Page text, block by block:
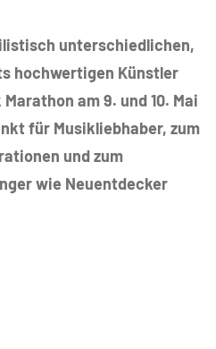
unterschiedlichen,
hochwertigen Künstler
am 9. und 10. Mai
für Musikliebhaber, zum
und zum
wie Neuentdecker